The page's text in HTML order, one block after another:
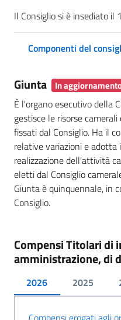
Il Consiglio si è insediato
Componenti del
Giunta In
È l'organo esecutivo della
gestisce le risorse
fissati dal Consiglio. Ha il
relative variazioni e
realizzazione dell'attività
eletti dal Consiglio
Giunta è quinquennale, in
Consiglio.
Compensi Titolari di
amministrazione, di
2026 2025